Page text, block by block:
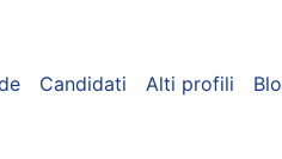
Candidati Alti profili